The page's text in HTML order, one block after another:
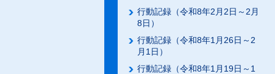
行動記録（令和8年2月2日～2月
8日）
行動記録（令和8年1月26日～2
月1日）
行動記録（令和8年1月19日～1